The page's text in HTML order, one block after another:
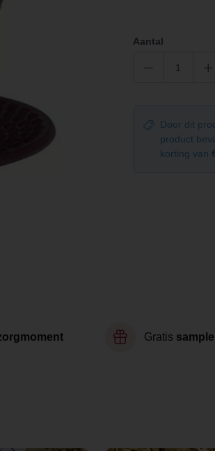
Aantal
Door dit
product
korting van
Gratis sample